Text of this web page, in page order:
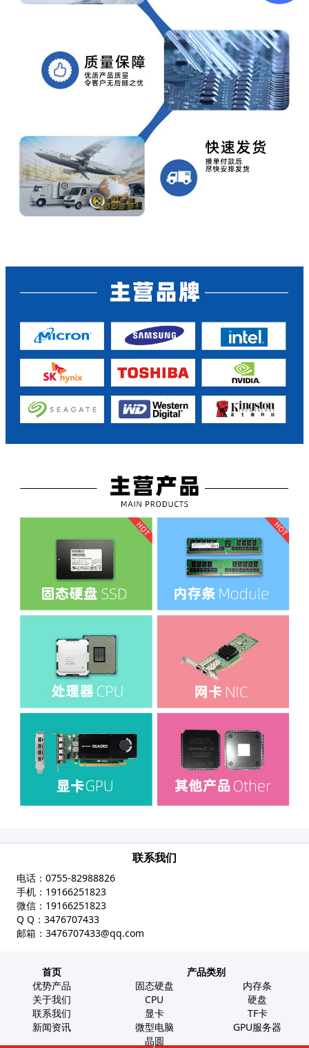
联系我们
电话： 0755-82988826
手机： 19166251823
微信： 19166251823
Q Q： 3476707433
邮箱： 3476707433@qq.com
首页
优势产品
关于我们
联系我们
新闻资讯
产品类别
固态硬盘
内存条
CPU
硬盘
显卡
TF卡
微型电脑
GPU服务器
晶圆